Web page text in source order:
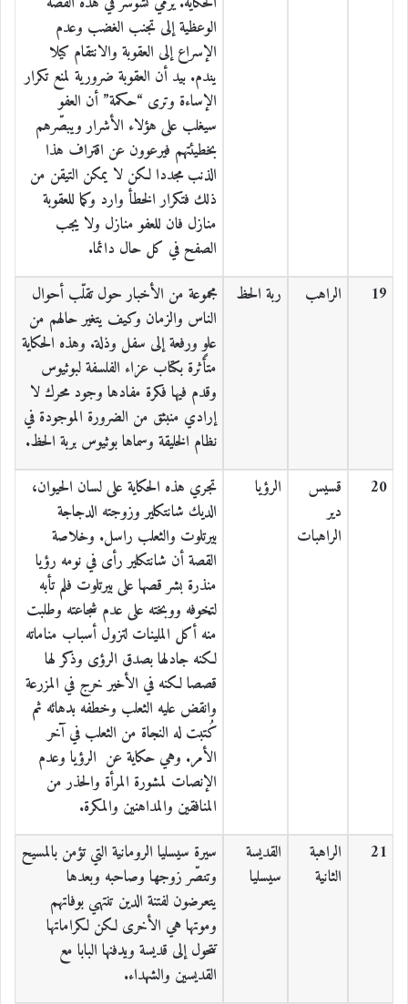
الوعظية إلى تجنب الغضب وعدم
الإسراع إلى العقوبة والانتقام كيلا
يندم. بيد أن العقوبة ضرورية لمنع تكرار
الإساءة وترى “حكمة” أن العفو
سيغلب على هؤلاء الأشرار ويبصّرهم
بخطيئتهم فيرعوون عن اقتراف هذا
الذنب مجددا لكن لا يمكن التيقن من
ذلك فتكرار الخطأ وارد وكما للعقوبة
منازل فان للعفو منازل ولا يجب
الصفح في كل حال دائما.
19
الراهب ربة الحظ
مجموعة من الأخبار حول تقلّب أحوال
الناس والزمان وكيف يتغير حالهم من
علوٍ ورفعة إلى سفل وذلة. وهذه الحكاية
متأثرة بكتاب عزاء الفلسفة لبوثيوس
وقدم فيها فكرة مفادها وجود محرك لا
إرادي منبثق من الضرورة الموجودة في
نظام الخليقة وسماها بوثيوس بربة الحظ.
20
قسيس
دير
الراهبات
الرؤيا
تجري هذه الحكاية على لسان الحيوان،
الديك شانتكلير وزوجته الدجاجة
بيرتلوت والثعلب راسل. وخلاصة
القصة أن شانتكلير رأى في نومه رؤيا
منذرة بشر قصها على بيرتلوت فلم تأبه
لتخوفه ووبخته على عدم شجاعته وطلبت
منه أكل الملينات لتزول أسباب مناماته
لكنه جادلها بصدق الرؤى وذكر لها
قصصا لكنه في الأخير خرج في المزرعة
وانقض عليه الثعلب وخطفه بدهائه ثم
كُتبت له النجاة من الثعلب في آخر
الأمر. وهي حكاية عن الرؤيا وعدم
الإنصات لمشورة المرأة والحذر من
المنافقين والمداهنين والمكرة.
21
الراهبة
الثانية
القديسة
سيسليا
سيرة سيسليا الرومانية التي تؤمن بالمسيح
وتنصّر زوجها وصاحبه وبعدها
يتعرضون لفتنة الدين تنتهي بوفاتهم
وموتها هي الأخرى لكن لكراماتها
تتحول إلى قديسة ويدفنها البابا مع
القديسين والشهداء.